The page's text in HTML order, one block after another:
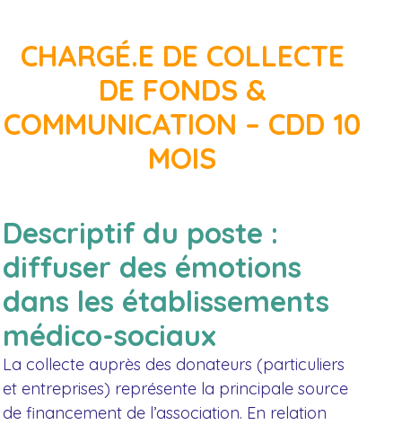
CHARGÉ.E DE COLLECTE
DE FONDS &
COMMUNICATION – CDD 10
MOIS
Descriptif du poste :
diffuser des émotions
dans les établissements
médico-sociaux
La collecte auprès des donateurs (particuliers
et entreprises) représente la principale source
de financement de l’association. En relation